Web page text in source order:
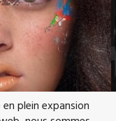
plein expansion